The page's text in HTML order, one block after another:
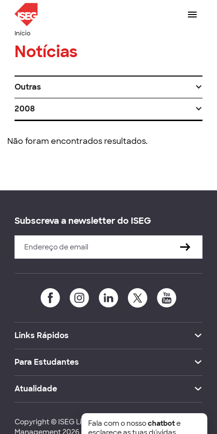
Início
Notícias
Outras
2008
Não foram encontrados resultados.
Subscreva a newsletter do ISEG
Links Rápidos
Para Estudantes
Atualidade
Copyright © ISEG Lisbon School of Economics and
Management 2026
Fala com o nossochatbote